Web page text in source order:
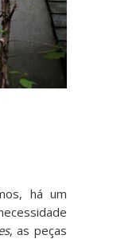
há um
, as peças